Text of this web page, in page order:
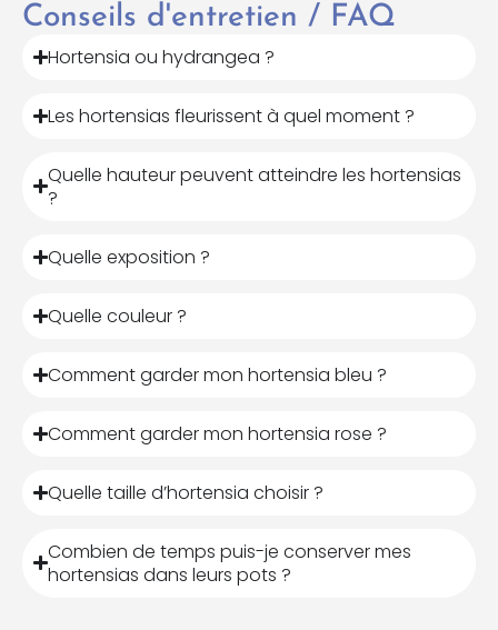
Conseils d'entretien / FAQ
Hortensia ou hydrangea ?
Les hortensias fleurissent à quel moment ?
Quelle hauteur peuvent atteindre les hortensias
?
Quelle exposition ?
Quelle couleur ?
Comment garder mon hortensia bleu ?
Comment garder mon hortensia rose ?
Quelle taille d’hortensia choisir ?
Combien de temps puis-je conserver mes
hortensias dans leurs pots ?